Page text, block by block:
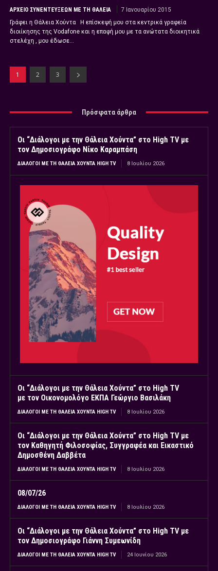
ΑΡΧΕΊΟ ΣΥΝΕΝΤΕΎΞΕΩΝ ΜΕ ΤΗ ΘΆΛΕΙΑ
7 Ιανουαρίου 2015
Γράφει η Θάλεια Χούντα Η επίσκεψή μου στα κεντρικά γραφεία
διοιίκησης της Vodafone και η επαφή μου με τα ανώτατα διοικητικά
στελέχη , μου έδωσε...
1 2 3
Πρόσφατα άρθρα
Οι “Διάλογοι με την Θάλεια Χούντα” στο High TV με
τον Δημοσιογράφο Νίκο Καραμπάση
ΔΙΆΛΟΓΟΙ ΜΕ ΤΗ ΘΆΛΕΙΑ ΧΟΎΝΤΑ HIGH TV 8 Ιουλίου 2026
Οι “Διάλογοι με την Θάλεια Χούντα” στο High TV
με τον Οικονομολόγο ΕΚΠΑ Γεώργιο Βασιλάκη
ΔΙΆΛΟΓΟΙ ΜΕ ΤΗ ΘΆΛΕΙΑ ΧΟΎΝΤΑ HIGH TV 8 Ιουλίου 2026
Οι “Διάλογοι με την Θάλεια Χούντα” στο High TV με
τον Καθηγητή Φιλοσοφίας, Συγγραφέα και Εικαστικό
Δημοσθένη Δαββέτα
ΔΙΆΛΟΓΟΙ ΜΕ ΤΗ ΘΆΛΕΙΑ ΧΟΎΝΤΑ HIGH TV 8 Ιουλίου 2026
08/07/26
ΔΙΆΛΟΓΟΙ ΜΕ ΤΗ ΘΆΛΕΙΑ ΧΟΎΝΤΑ HIGH TV 8 Ιουλίου 2026
Οι “Διάλογοι με την Θάλεια Χούντα” στο High TV με
τον Δημοσιογράφο Γιάννη Συμεωνίδη
ΔΙΆΛΟΓΟΙ ΜΕ ΤΗ ΘΆΛΕΙΑ ΧΟΎΝΤΑ HIGH TV 24 Ιουνίου 2026